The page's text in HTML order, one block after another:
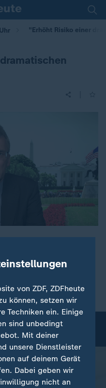
"Erhöht Risiko einer
seit letzter Woche
nun haben sich
angegriffen.
mit einer Einordnung.
von ZDF, ZDFheute
können, setzen wir
Techniken ein. Einige
sind unbedingt
Mit deiner
unsere Dienstleister
auf deinem Gerät
Dabei geben wir
nicht an